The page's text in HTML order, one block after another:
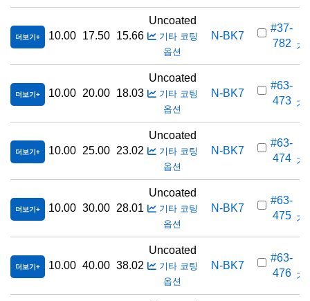
더보기 10.00 17.50 15.66
Uncoated
기타 코팅
옵션
N-BK7
#37-
782 가
더보기 10.00 20.00 18.03
Uncoated
기타 코팅
옵션
N-BK7
#63-
473 가
더보기 10.00 25.00 23.02
Uncoated
기타 코팅
옵션
N-BK7
#63-
474 가
더보기 10.00 30.00 28.01
Uncoated
기타 코팅
옵션
N-BK7
#63-
475 가
더보기 10.00 40.00 38.02
Uncoated
기타 코팅
옵션
N-BK7
#63-
476 가